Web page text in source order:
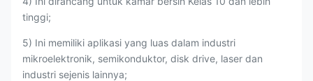
tinggi;
5) Ini memiliki aplikasi yang luas dalam industri
mikroelektronik, semikonduktor, disk drive, laser dan
industri sejenis lainnya;